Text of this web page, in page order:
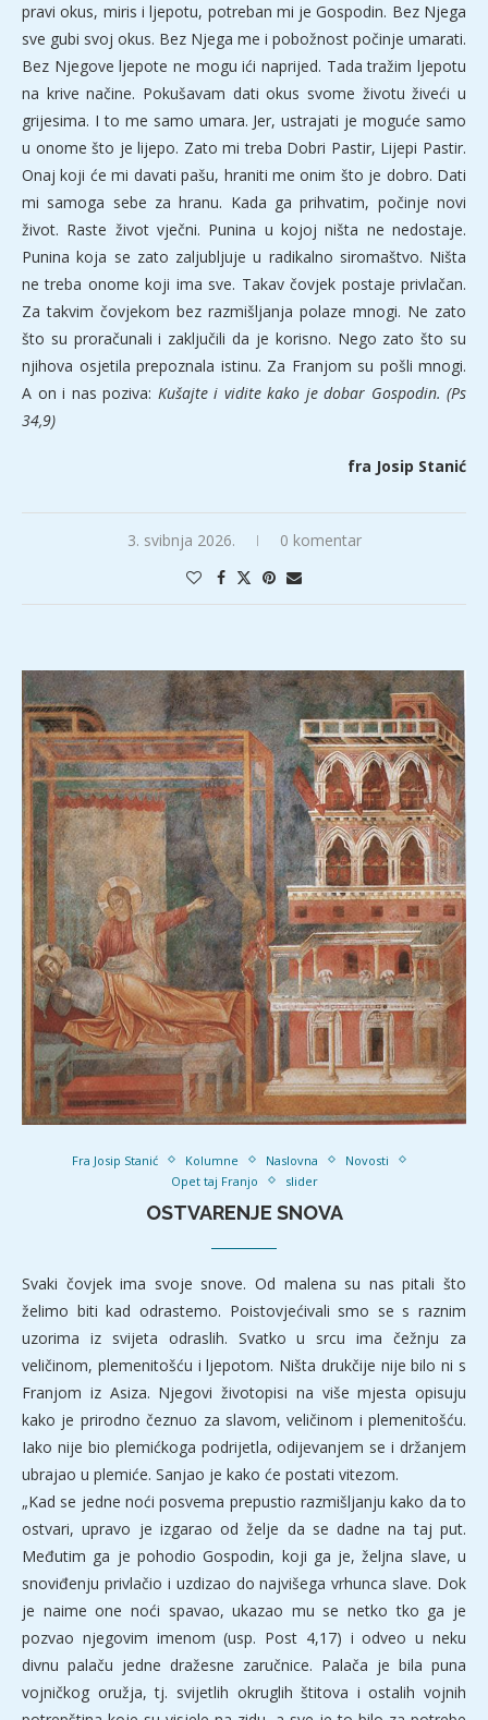
pravi okus, miris i ljepotu, potreban mi je Gospodin. Bez Njega
sve gubi svoj okus. Bez Njega me i pobožnost počinje umarati.
Bez Njegove ljepote ne mogu ići naprijed. Tada tražim ljepotu
na krive načine. Pokušavam dati okus svome životu živeći u
grijesima. I to me samo umara. Jer, ustrajati je moguće samo
u onome što je lijepo. Zato mi treba Dobri Pastir, Lijepi Pastir.
Onaj koji će mi davati pašu, hraniti me onim što je dobro. Dati
mi samoga sebe za hranu. Kada ga prihvatim, počinje novi
život. Raste život vječni. Punina u kojoj ništa ne nedostaje.
Punina koja se zato zaljubljuje u radikalno siromaštvo. Ništa
ne treba onome koji ima sve. Takav čovjek postaje privlačan.
Za takvim čovjekom bez razmišljanja polaze mnogi. Ne zato
što su proračunali i zaključili da je korisno. Nego zato što su
njihova osjetila prepoznala istinu. Za Franjom su pošli mnogi.
A on i nas poziva: Kušajte i vidite kako je dobar Gospodin. (Ps
34,9)
fra Josip Stanić
3. svibnja 2026. 0 komentar
Fra Josip Stanić Kolumne Naslovna
Novosti
Opet taj Franjo
slider
OSTVARENJE SNOVA
Svaki čovjek ima svoje snove. Od malena su nas pitali što
želimo biti kad odrastemo. Poistovjećivali smo se s raznim
uzorima iz svijeta odraslih. Svatko u srcu ima čežnju za
veličinom, plemenitošću i ljepotom. Ništa drukčije nije bilo ni s
Franjom iz Asiza. Njegovi životopisi na više mjesta opisuju
kako je prirodno čeznuo za slavom, veličinom i plemenitošću.
Iako nije bio plemićkoga podrijetla, odijevanjem se i držanjem
ubrajao u plemiće. Sanjao je kako će postati vitezom.
„Kad se jedne noći posvema prepustio razmišljanju kako da to
ostvari, upravo je izgarao od želje da se dadne na taj put.
Međutim ga je pohodio Gospodin, koji ga je, željna slave, u
snoviđenju privlačio i uzdizao do najvišega vrhunca slave. Dok
je naime one noći spavao, ukazao mu se netko tko ga je
pozvao njegovim imenom (usp. Post 4,17) i odveo u neku
divnu palaču jedne dražesne zaručnice. Palača je bila puna
vojničkog oružja, tj. svijetlih okruglih štitova i ostalih vojnih